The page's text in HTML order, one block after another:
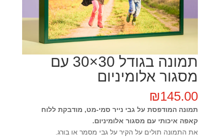
תמונה בגודל 30×30 עם
מסגור אלומיניום
₪145.00
תמונה המודפסת על גבי נייר סמי-מט, מודבקת ללוח
קאפה איכותי עם מסגור אלומיניום.
את התמונה תולים על הקיר על גבי מסמר או בורג.